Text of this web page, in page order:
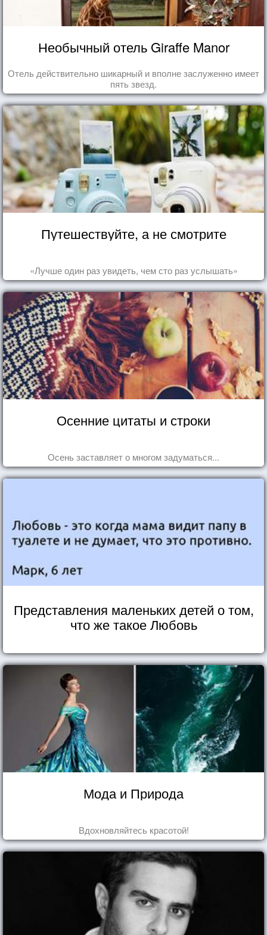
Необычный отель Giraffe Manor
Отель действительно шикарный и вполне заслуженно имеет
пять звезд.
Путешествуйте, а не смотрите
«Лучше один раз увидеть, чем сто раз услышать»
Осенние цитаты и строки
Осень заставляет о многом задуматься...
Представления маленьких детей о том,
что же такое Любовь
Мода и Природа
Вдохновляйтесь красотой!